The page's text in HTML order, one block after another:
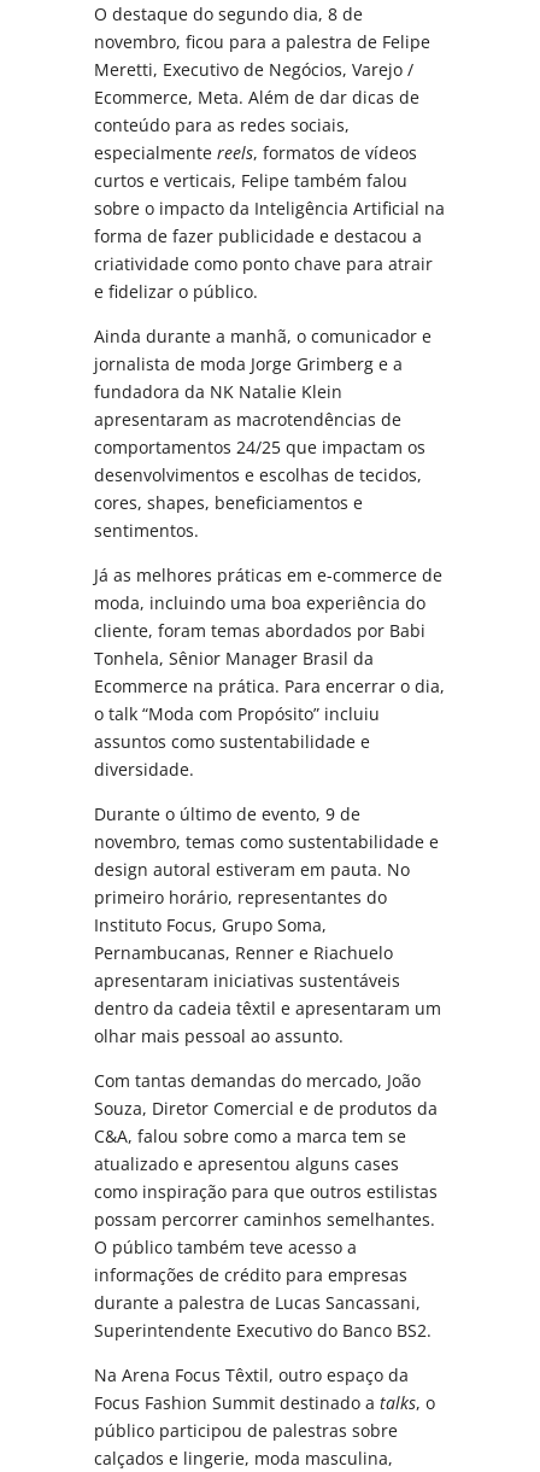
O destaque do segundo dia, 8 de
novembro, ficou para a palestrade Felipe
Meretti, Executivo de Negócios, Varejo /
Ecommerce, Meta. Além de dar dicas de
conteúdo para as redes sociais,
especialmentereels, formatos de vídeos
curtos e verticais, Felipe também falou
sobre o impacto da Inteligência Artificial na
forma de fazer publicidade e destacou a
criatividade como ponto chave para atrair
e fidelizar o público.
Ainda durante a manhã, o comunicador e
jornalista de moda Jorge Grimberg e a
fundadora da NK Natalie Klein
apresentaram as macrotendências de
comportamentos 24/25 que impactam os
desenvolvimentos e escolhas de tecidos,
cores, shapes, beneficiamentos e
sentimentos.
Já as melhores práticas em e-commerce de
moda, incluindo uma boa experiência do
cliente, foram temas abordados por Babi
Tonhela, Sênior Manager Brasil da
Ecommerce na prática. Para encerrar o dia,
o talk “Moda com Propósito” incluiu
assuntos como sustentabilidade e
diversidade.
Durante o último de evento, 9 de
novembro, temas como sustentabilidade e
design autoral estiveram em pauta. No
primeiro horário, representantes do
Instituto Focus, Grupo Soma,
Pernambucanas, Renner e Riachuelo
apresentaram iniciativas sustentáveis
dentro da cadeia têxtil e apresentaram um
olhar mais pessoal ao assunto.
Com tantas demandas do mercado, João
Souza, Diretor Comercial e de produtos da
C&A, falou sobre como a marca tem se
atualizado e apresentou alguns cases
como inspiração para que outros estilistas
possam percorrer caminhos semelhantes.
O público também teve acesso a
informações de crédito para empresas
durante a palestra de Lucas Sancassani,
Superintendente Executivo do Banco BS2.
Na Arena Focus Têxtil, outro espaço da
Focus Fashion Summit destinado atalks, o
público participou de palestras sobre
calçados e lingerie, moda masculina,